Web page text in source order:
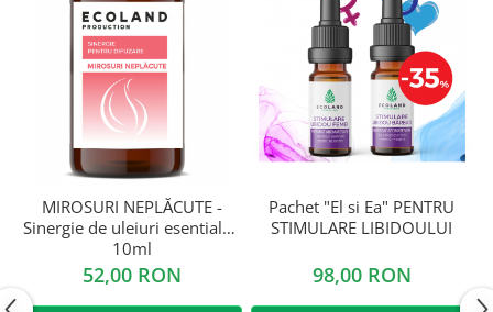
MIROSURI NEPLĂCUTE -
Sinergie de uleiuri esentiale -
10ml
52,00 RON
Pachet "El si Ea" PENTRU
STIMULARE LIBIDOULUI
98,00 RON